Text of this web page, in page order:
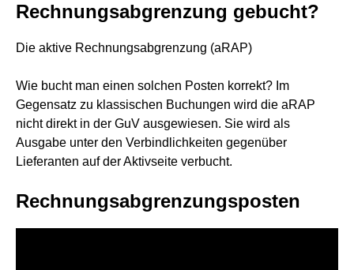
Rechnungsabgrenzung gebucht?
Die aktive Rechnungsabgrenzung (aRAP)
Wie bucht man einen solchen Posten korrekt? Im
Gegensatz zu klassischen Buchungen wird die aRAP
nicht direkt in der GuV ausgewiesen. Sie wird als
Ausgabe unter den Verbindlichkeiten gegenüber
Lieferanten auf der Aktivseite verbucht.
Rechnungsabgrenzungsposten